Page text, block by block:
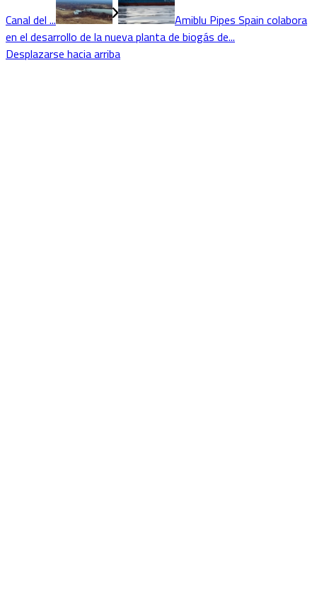
Canal del ...
Amiblu Pipes Spain colabora
en el desarrollo de la nueva planta de biogás de...
Desplazarse hacia arriba